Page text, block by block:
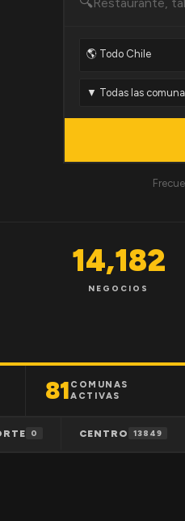
14,182
NEGOCIOS
81COMUNAS
ACTIVAS
0 CENTRO 13849